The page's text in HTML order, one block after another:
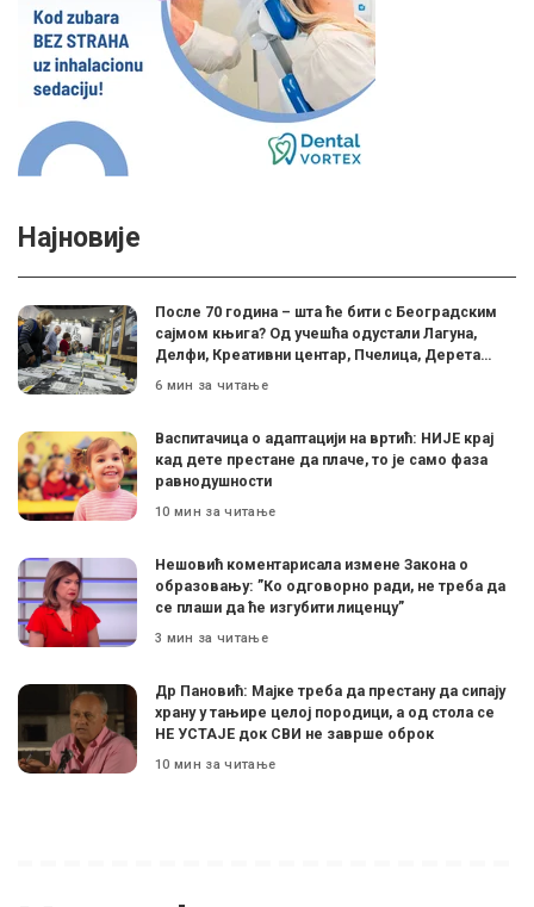
Најновије
После 70 година – шта ће бити с Београдским
сајмом књига? Од учешћа одустали Лагуна,
Делфи, Креативни центар, Пчелица, Дерета…
6 мин за читање
Васпитачица о адаптацији на вртић: НИЈЕ крај
кад дете престане да плаче, то је само фаза
равнодушности
10 мин за читање
Нешовић коментарисала измене Закона о
образовању: ”Ко одговорно ради, не треба да
се плаши да ће изгубити лиценцу”
3 мин за читање
Др Пановић: Мајке треба да престану да сипају
храну у тањире целој породици, а од стола се
НЕ УСТАЈЕ док СВИ не заврше оброк
10 мин за читање